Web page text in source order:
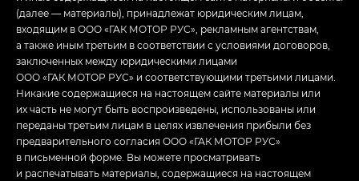
(далее — материалы), принадлежат юридическим лицам,
входящим в ООО «ГАК МОТОР РУС», рекламным агентствам,
а также иным третьим в соответствии с условиями договоров,
заключенных между юридическими лицами
ООО «ГАК МОТОР РУС» и соответствующими третьими лицами.
Никакие содержащиеся на настоящем сайте материалы или
их часть не могут быть воспроизведены, использованы или
переданы третьим лицам в целях извлечения прибыли без
предварительного согласия ООО «ГАК МОТОР РУС»
в письменной форме. Вы можете просматривать
и распечатывать материалы, содержащиеся на настоящем